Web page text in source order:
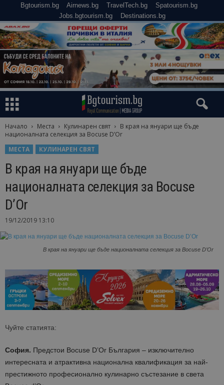
Bgtourism.bg Airnews.bg TravelTech.bg
Spatourism.bg
Jobs.bgtourism.bg
Destinations.bg
Начало Места Кулинарен свят
В края на януари ще бъде
националната селекция за Bocuse D’Or
МЕСТА
КУЛИНАРЕН СВЯТ
В края на януари ще бъде
националната селекция за Bocuse
D’Or
19/12/2019 13:10
В края на януари ще бъде националната селекция за Bocuse D’Or
Чуйте статията:
София. Предстои Bocuse D’Or България – изключително
интересната и атрактивна национална квалификация за най-
престижното професионално кулинарно състезание в света